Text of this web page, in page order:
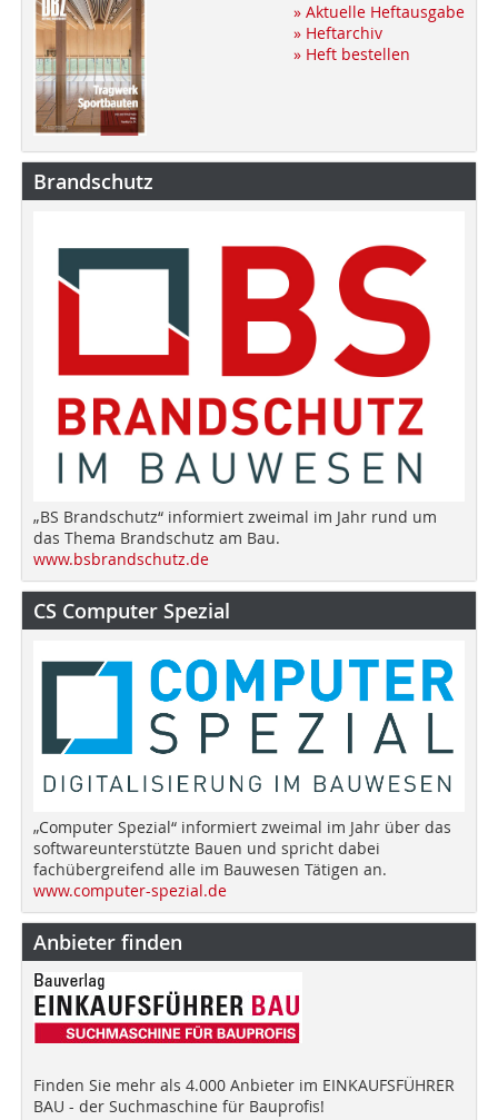
» Aktuelle Heftausgabe
» Heftarchiv
» Heft bestellen
Brandschutz
„BS Brandschutz“ informiert zweimal im Jahr rund um
das Thema Brandschutz am Bau.
www.bsbrandschutz.de
CS Computer Spezial
„Computer Spezial“ informiert zweimal im Jahr über das
softwareunterstützte Bauen und spricht dabei
fachübergreifend alle im Bauwesen Tätigen an.
www.computer-spezial.de
Anbieter finden
Finden Sie mehr als 4.000 Anbieter im EINKAUFSFÜHRER
BAU - der Suchmaschine für Bauprofis!